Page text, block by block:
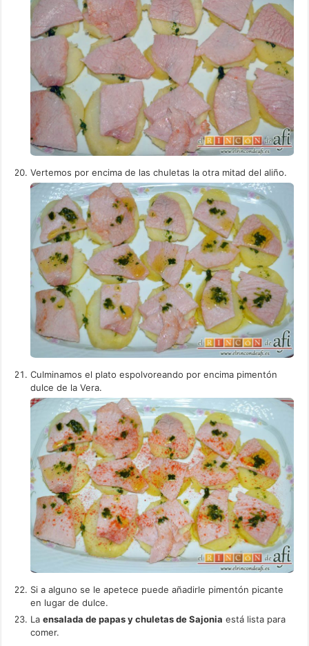
Vertemos por encima de las chuletas la otra mitad del aliño.
Culminamos el plato espolvoreando por encima pimentón
dulce de la Vera.
Si a alguno se le apetece puede añadirle pimentón picante
en lugar de dulce.
Laensalada de papas y chuletas de Sajonia está lista para
comer.